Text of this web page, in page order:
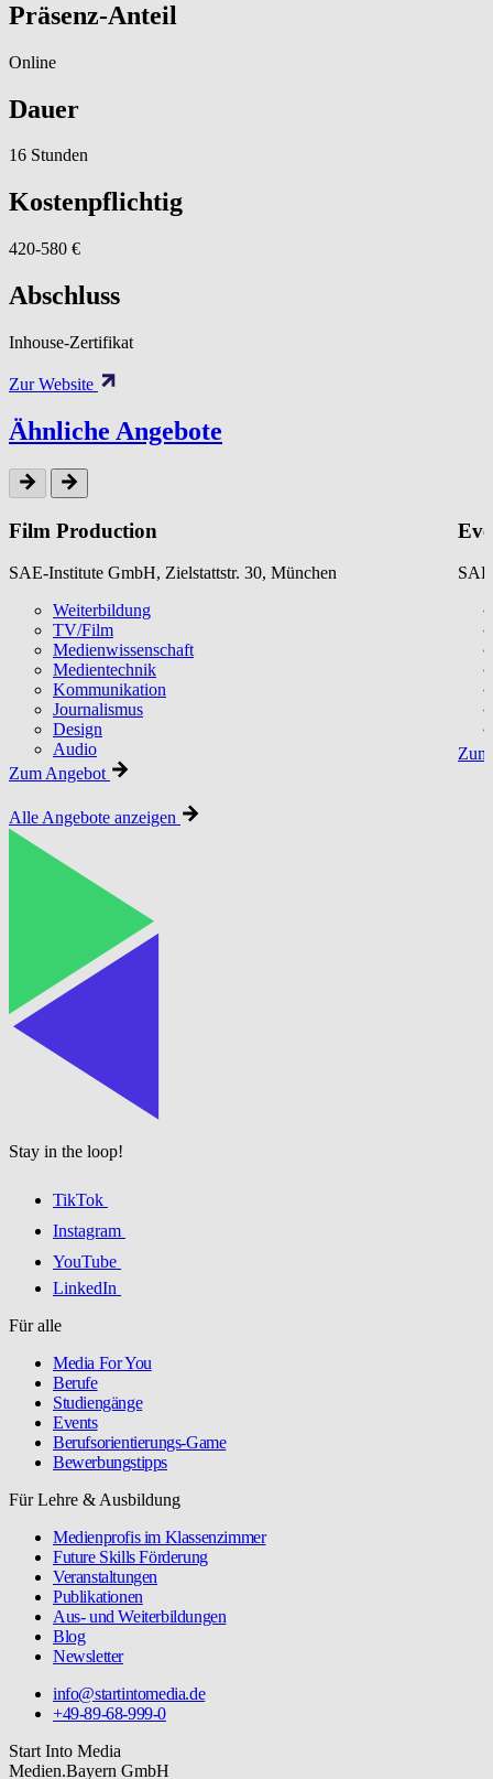
Präsenz-Anteil
Online
Dauer
16 Stunden
Kostenpflichtig
420-580 €
Abschluss
Inhouse-Zertifikat
Zur Website
Ähnliche Angebote
Film Production
SAE-Institute GmbH, Zielstattstr. 30, München
Weiterbildung
TV/Film
Medienwissenschaft
Medientechnik
Kommunikation
Journalismus
Design
Audio
Zum Angebot
Alle Angebote anzeigen
Stay in the loop!
TikTok
Instagram
YouTube
LinkedIn
Für alle
Media For You
Berufe
Studiengänge
Events
Berufsorientierungs-Game
Bewerbungstipps
Für Lehre & Ausbildung
Medienprofis im Klassenzimmer
Future Skills Förderung
Veranstaltungen
Publikationen
Aus- und Weiterbildungen
Blog
Newsletter
info@startintomedia.de
+49-89-68-999-0
Start Into Media
Medien.Bayern GmbH